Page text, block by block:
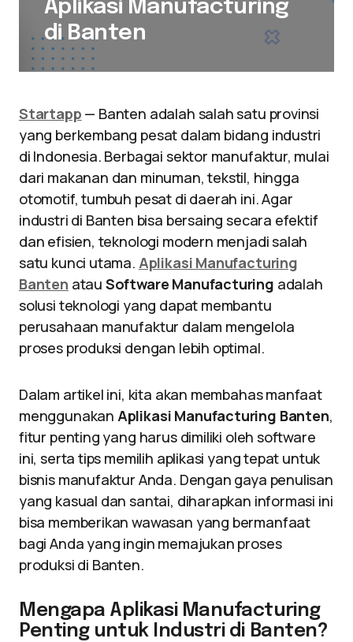
Aplikasi Manufacturing
di Banten
Startapp — Banten adalah salah satu provinsi
yang berkembang pesat dalam bidang industri
di Indonesia. Berbagai sektor manufaktur, mulai
dari makanan dan minuman, tekstil, hingga
otomotif, tumbuh pesat di daerah ini. Agar
industri di Banten bisa bersaing secara efektif
dan efisien, teknologi modern menjadi salah
satu kunci utama. Aplikasi Manufacturing
Banten atau Software Manufacturing adalah
solusi teknologi yang dapat membantu
perusahaan manufaktur dalam mengelola
proses produksi dengan lebih optimal.
Dalam artikel ini, kita akan membahas manfaat
menggunakan Aplikasi Manufacturing Banten,
fitur penting yang harus dimiliki oleh software
ini, serta tips memilih aplikasi yang tepat untuk
bisnis manufaktur Anda. Dengan gaya penulisan
yang kasual dan santai, diharapkan informasi ini
bisa memberikan wawasan yang bermanfaat
bagi Anda yang ingin memajukan proses
produksi di Banten.
Mengapa Aplikasi Manufacturing
Penting untuk Industri di Banten?